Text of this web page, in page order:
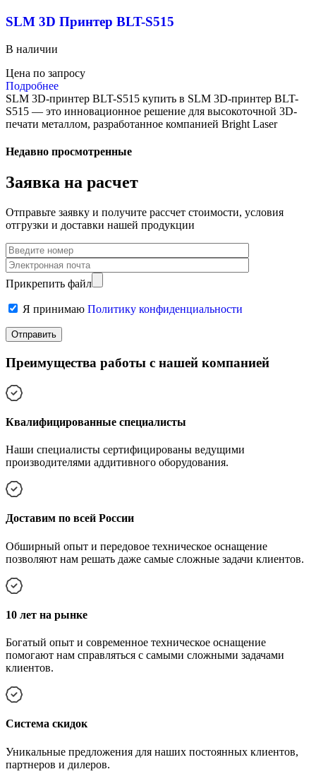
SLM 3D Принтер BLT-S515
В наличии
Цена по запросу
Подробнее
SLM 3D-принтер BLT-S515 купить в SLM 3D-принтер BLT-
S515 — это инновационное решение для высокоточной 3D-
печати металлом, разработанное компанией Bright Laser
Недавно просмотренные
Заявка на расчет
Отправьте заявку и получите рассчет стоимости, условия
отгрузки и доставки нашей продукции
Прикрепить файл
Я принимаю Политику конфиденциальности
Преимущества работы с нашей компанией
Квалифицированные специалисты
Наши специалисты сертифицированы ведущими
производителями аддитивного оборудования.
Доставим по всей России
Обширный опыт и передовое техническое оснащение
позволяют нам решать даже самые сложные задачи клиентов.
10 лет на рынке
Богатый опыт и современное техническое оснащение
помогают нам справляться с самыми сложными задачами
клиентов.
Cистема скидок
Уникальные предложения для наших постоянных клиентов,
партнеров и дилеров.